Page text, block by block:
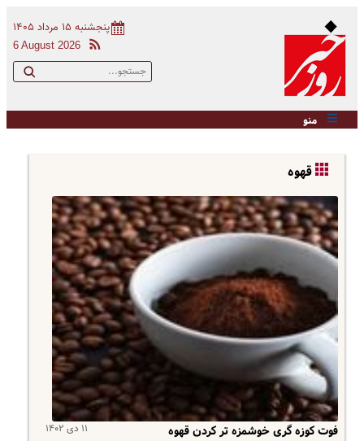
پنجشنبه ۱۵ مرداد ۱۴۰۵
6 August 2026
منو
قهوه
۱۱ دی ۱۴۰۲ فوت کوزه گری خوشمزه تر کردن قهوه